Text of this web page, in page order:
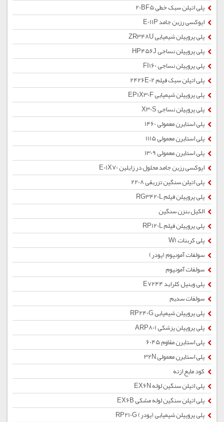
پلی اتیلن سبک خطی 20BF5
اپوکسی رزین جامد E011P
پلی پروپیلن شیمیایی ZR348U
پلی پروپیلن نساجی HP456J
پلی پروپیلن نساجی FI160
پلی اتیلن سبک فیلم 2426E02
پلی پروپیلن شیمیایی EP1X30F
پلی پروپیلن نساجی X30S
پلی استایرن معمولی 1460
پلی استایرن معمولی 1115
پلی استایرن معمولی 1309
اپوکسی رزین جامد محلول در زایلین E01X70
پلی اتیلن سنگین تزریقی 2208
پلی پروپیلن فیلم RG3420L
الکیل بنزن سنگین
پلی پروپیلن فیلم RP120L
پلی کربنات W1
سولفات آمونیوم (پودر)
سولفات آمونیوم
پلی وینیل کلراید E7244
سولفات سدیم
پلی پروپیلن شیمیایی RP240G
پلی پروپیلن پزشکی ARP801
پلی استایرن مقاوم 6045
پلی استایرن معمولی 32N
کود مایع ازته
پلی اتیلن سنگین لوله EX6N
پلی اتیلن سنگین لوله مشکی EX6B
پلی پروپیلن شیمیایی (پودر) RP210G